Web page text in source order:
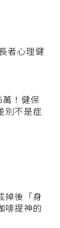
者心理健
！健保
別不是症
掉後「身
啡提神的